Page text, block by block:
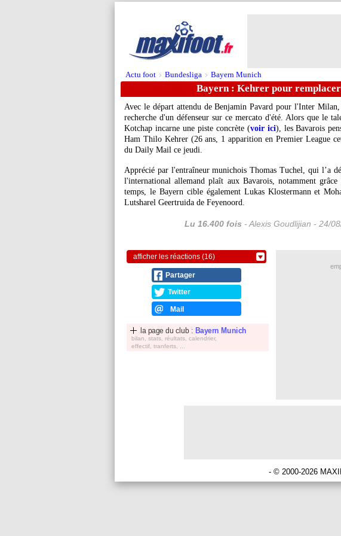
Actu foot > Bundesliga > Bayern Munich
Bayern : Kehrer pour
Avec le départ attendu de Benjamin Pavard pour l'Inter
recherche d'un défenseur sur ce mercato d'été. Alors que le
Kotchap incarne une piste concrète (voir ici), les Bavarois
Ham Thilo Kehrer(26 ans, 1 apparition en Premier League
du Daily Mail ce jeudi.
Apprécié par l'entraîneur munichois Thomas Tuchel, qui l’a
l'international allemand plaît aux Bavarois, notamment
temps, le Bayern cible également Lukas Klostermann et
Lutsharel Geertruida de Feyenoord.
Lu 16.400 fois - Alexis Goudlijian - 24/
afficher les réactions (16)
Partager
Twitter
Mail
la page du club : Bayern Munich
bilan, stats, réultats, calendrier,
effectif, tranferts, ...
- © 2000-2026